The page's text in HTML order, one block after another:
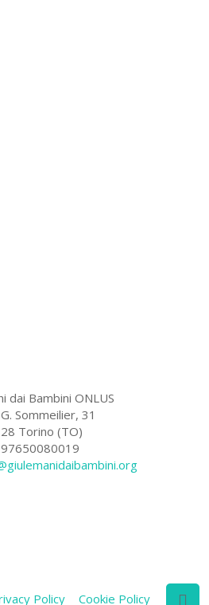
dai Bambini ONLUS
Sommeilier, 31
Torino (TO)
97650080019
Policy Cookie Policy